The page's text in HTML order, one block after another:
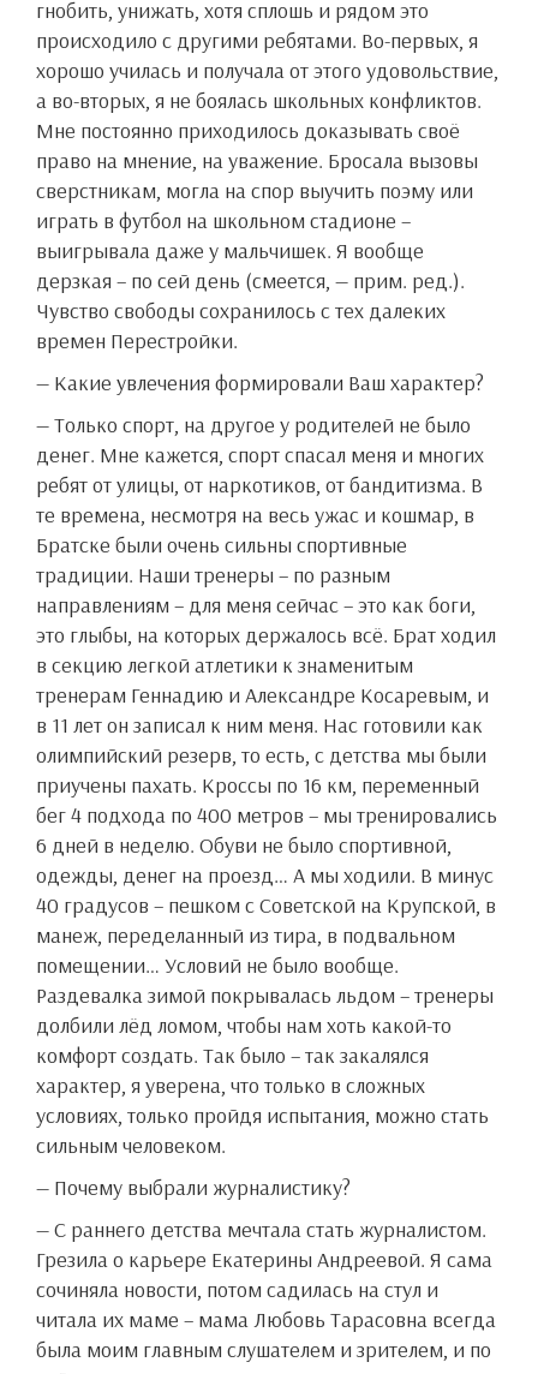
гнобить, унижать, хотя сплошь и рядом это
происходило с другими ребятами. Во-первых, я
хорошо училась и получала от этого удовольствие,
а во-вторых, я не боялась школьных конфликтов.
Мне постоянно приходилось доказывать своё
право на мнение, на уважение. Бросала вызовы
сверстникам, могла на спор выучить поэму или
играть в футбол на школьном стадионе –
выигрывала даже у мальчишек. Я вообще
дерзкая – по сей день (смеется, — прим. ред.).
Чувство свободы сохранилось с тех далеких
времен Перестройки.
— Какие увлечения формировали Ваш характер?
— Только спорт, на другое у родителей не было
денег. Мне кажется, спорт спасал меня и многих
ребят от улицы, от наркотиков, от бандитизма. В
те времена, несмотря на весь ужас и кошмар, в
Братске были очень сильны спортивные
традиции. Наши тренеры – по разным
направлениям – для меня сейчас – это как боги,
это глыбы, на которых держалось всё. Брат ходил
в секцию легкой атлетики к знаменитым
тренерам Геннадию и Александре Косаревым, и
в 11 лет он записал к ним меня. Нас готовили как
олимпийский резерв, то есть, с детства мы были
приучены пахать. Кроссы по 16 км, переменный
бег 4 подхода по 400 метров – мы тренировались
6 дней в неделю. Обуви не было спортивной,
одежды, денег на проезд… А мы ходили. В минус
40 градусов – пешком с Советской на Крупской, в
манеж, переделанный из тира, в подвальном
помещении… Условий не было вообще.
Раздевалка зимой покрывалась льдом – тренеры
долбили лёд ломом, чтобы нам хоть какой-то
комфорт создать. Так было – так закалялся
характер, я уверена, что только в сложных
условиях, только пройдя испытания, можно стать
сильным человеком.
— Почему выбрали журналистику?
— С раннего детства мечтала стать журналистом.
Грезила о карьере Екатерины Андреевой. Я сама
сочиняла новости, потом садилась на стул и
читала их маме – мама Любовь Тарасовна всегда
была моим главным слушателем и зрителем, и по